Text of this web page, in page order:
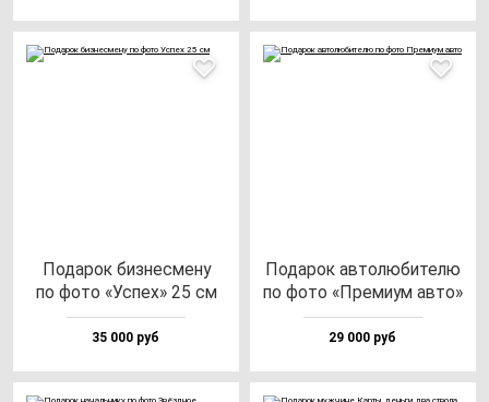
Пода­рок биз­нес­ме­ну
по фо­то «Успех» 25 см
35 000 руб
Пода­рок ав­то­лю­би­те­лю
по фо­то «Пре­ми­ум ав­то»
29 000 руб